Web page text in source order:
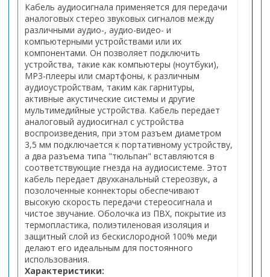
Кабель аудиосигнала применяется для передачи
аналоговых стерео звуковых сигналов между
различными аудио-, аудио-видео- и
компьютерными устройствами или их
компонентами. Он позволяет подключить
устройства, такие как компьютеры (ноутбуки),
MP3-плееры или смартфоны, к различным
аудиоустройствам, таким как гарнитуры,
активные акустические системы и другие
мультимедийные устройства. Кабель передает
аналоговый аудиосигнал с устройства
воспроизведения, при этом разъем диаметром
3,5 мм подключается к портативному устройству,
а два разъема типа "тюльпан" вставляются в
соответствующие гнезда на аудиосистеме. Этот
кабель передает двухканальный стереозвук, а
позолоченные коннекторы обеспечивают
высокую скорость передачи стереосигнала и
чистое звучание. Оболочка из ПВХ, покрытие из
термопластика, полиэтиленовая изоляция и
защитный слой из бескислородной 100% меди
делают его идеальным для постоянного
использования.
Характеристики: